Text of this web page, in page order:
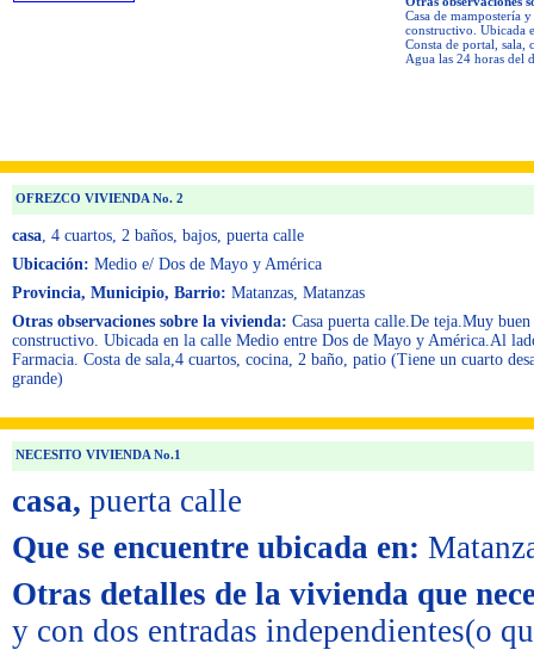
Casa de mampostería
constructivo. Ubicada
Consta de portal, sala,
Agua las 24 horas del
OFREZCO VIVIENDA No. 2
casa, 4 cuartos, 2 baños, bajos, puerta calle
Ubicación: Medio e/ Dos de Mayo y América
Provincia, Municipio, Barrio: Matanzas, Matanzas
Otras observaciones sobre la vivienda: Casa puerta calle.De teja.Muy buen
constructivo. Ubicada en la calle Medio entre Dos de Mayo y América.Al
Farmacia. Costa de sala,4 cuartos, cocina, 2 baño, patio (Tiene un cuarto
grande)
NECESITO VIVIENDA No.1
casa, puerta calle
Que se encuentre ubicada en:
Otras detalles de la vivienda que
y con dos entradas independientes(o